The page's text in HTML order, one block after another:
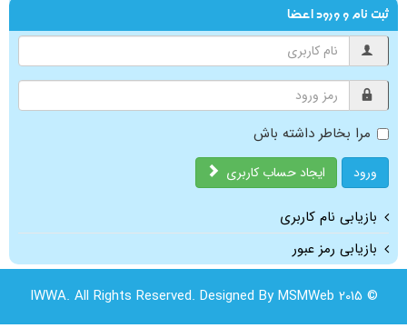
ثبت نام و ورود اعضا
مرا بخاطر داشته باش
ورود ایجاد حساب کاربری
بازیابی نام کاربری
بازیابی رمز عبور
© 2015 IWWA. All Rights Reserved. Designed By MSMWeb